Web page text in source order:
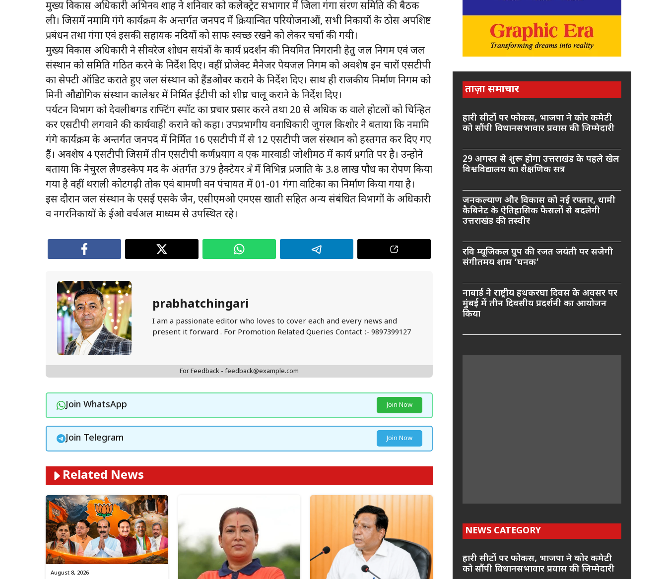
मुख्य विकास अधिकारी अभिनव शाह ने शनिवार को कलेक्ट्रेट सभागार में जिला गंगा संरक्षण समिति की बैठक
ली। जिसमें नमामि गंगे कार्यक्रम के अन्तर्गत जनपद में क्रियान्वित परियोजनाओं, सभी निकायों के ठोस अपशिष्ट
प्रबंधन तथा गंगा एवं इसकी सहायक नदियों को साफ स्वच्छ रखनेे को लेकर चर्चा की गयी।
मुख्य विकास अधिकारी ने सीवरेज शोधन सयंत्रों के कार्य प्रदर्शन की नियमित निगरानी हेतु जल निगम एवं जल
संस्थान को समिति गठित करने के निर्देश दिए। वहीं प्रोजेक्ट मैनेजर पेयजल निगम को अवशेष इन चारों एसटीपी
का सेफ्टी ऑडिट कराते हुए जल संस्थान को हैंडओवर कराने के निर्देश दिए। साथ ही राजकीय निर्माण निगम को
मिनी औद्योगिक संस्थान कालेश्वर में निर्मित ईटीपी को शीघ्र चालू कराने के निर्देश दिए।
पर्यटन विभाग को देवलीबगड राफ्टिंग स्पॉट का प्रचार प्रसार करने तथा 20 से अधिक कक्ष वाले होटलों को चिन्हित
कर एसटीपी लगवाने की कार्यवाही कराने को कहा। उपप्रभागीय वनाधिकारी जुगल किशोर ने बताया कि नमामि
गंगे कार्यक्रम के अन्तर्गत जनपद में निर्मित 16 एसटीपी में से 12 एसटीपी जल संस्थान को हस्तगत कर दिए गए
हैं। अवशेष 4 एसटीपी जिसमें तीन एसटीपी कर्णप्रयाग व एक मारवाडी जोशीमठ में कार्य प्रगति पर है। उन्होने
बताया कि नेचुरल लैण्डस्केप मद के अंतर्गत 379 हैक्टेयर क्षेत्र में विभिन्न प्रजाति के 3.8 लाख पौध का रोपण किया
गया है वहीं थराली कोटगढ़ी तोक एवं बामणी वन पंचायत में 01-01 गंगा वाटिका का निर्माण किया गया है।
इस दौरान जल संस्थान के एसई एसके जैन, एसीएमओ एमएस खाती सहित अन्य संबंधित विभागों के अधिकारी
व नगरनिकायों के ईओ वर्चअल माध्यम से उपस्थित रहे।
prabhatchingari
I am a passionate editor who loves to cover each and every news and
present it forward . For Promotion Related Queries Contact :- 9897399127
For Feedback - feedback@example.com
Join WhatsApp Join Now
Join Telegram Join Now
Related News
August 8, 2026
ताज़ा समाचार
हारी सीटों पर फोकस, भाजपा ने कोर कमेटी
को सौंपी विधानसभावार प्रवास की जिम्मेदारी
29 अगस्त से शुरू होगा उत्तराखंड के पहले खेल
विश्वविद्यालय का शैक्षणिक सत्र
जनकल्याण और विकास को नई रफ्तार, धामी
कैबिनेट के ऐतिहासिक फैसलों से बदलेगी
उत्तराखंड की तस्वीर
रवि म्यूजिकल ग्रुप की रजत जयंती पर सजेगी
संगीतमय शाम ‘घनक’
नाबार्ड ने राष्ट्रीय हथकरघा दिवस के अवसर पर
मुंबई में तीन दिवसीय प्रदर्शनी का आयोजन
किया
NEWS CATEGORY
हारी सीटों पर फोकस, भाजपा ने कोर कमेटी
को सौंपी विधानसभावार प्रवास की जिम्मेदारी